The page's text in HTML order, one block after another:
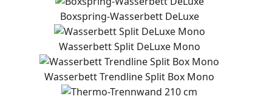
Boxspring-Wasserbett DeLuxe
Wasserbett Split DeLuxe Mono
Wasserbett Trendline Split Box Mono